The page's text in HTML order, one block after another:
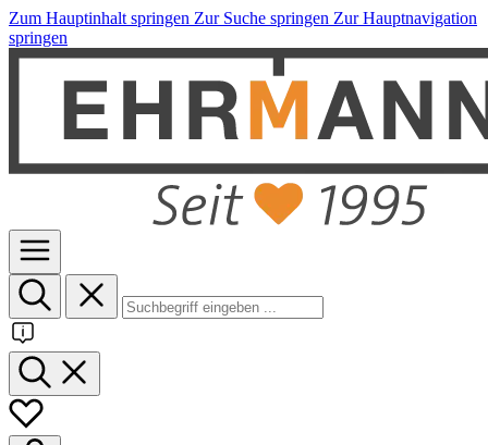
Zum Hauptinhalt springen Zur Suche springen Zur Hauptnavigation
springen